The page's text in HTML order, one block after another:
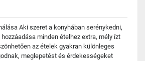
Aki szeret a konyhában serénykedni,
minden ételhez extra, mély ízt
az ételek gyakran különleges
meglepetést és érdekességeket